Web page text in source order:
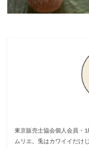
東京販売士協会個人会員・
ムリエ。兎はカワイイだけ